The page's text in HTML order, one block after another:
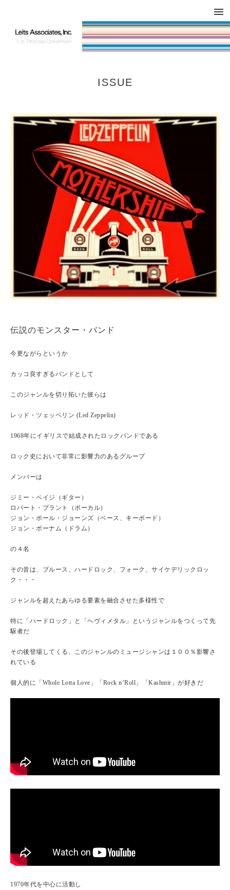
ISSUE
伝説のモンスター・バンド
今更ながらというか
カッコ良すぎるバンドとして
このジャンルを切り拓いた彼らは
レッド・ツェッペリン (Led Zeppelin)
1968年にイギリスで結成されたロックバンドである
ロック史において非常に影響力のあるグループ
メンバーは
ジミー・ペイジ（ギター）
ロバート・プラント（ボーカル）
ジョン・ポール・ジョーンズ（ベース、キーボード）
ジョン・ボーナム（ドラム）
の４名
その音は、ブルース、ハードロック、フォーク、サイケデリックロッ
ク・・・
ジャンルを超えたあらゆる要素を融合させた多様性で
特に「ハードロック」と「ヘヴィメタル」というジャンルをつくって先
駆者だ
その後登場してくる、このジャンルのミュージシャンは１００％影響さ
れている
個人的に「Whole Lotta Love」「Rock n’Roll」「Kashmir」が好きだ
1970年代を中心に活動し